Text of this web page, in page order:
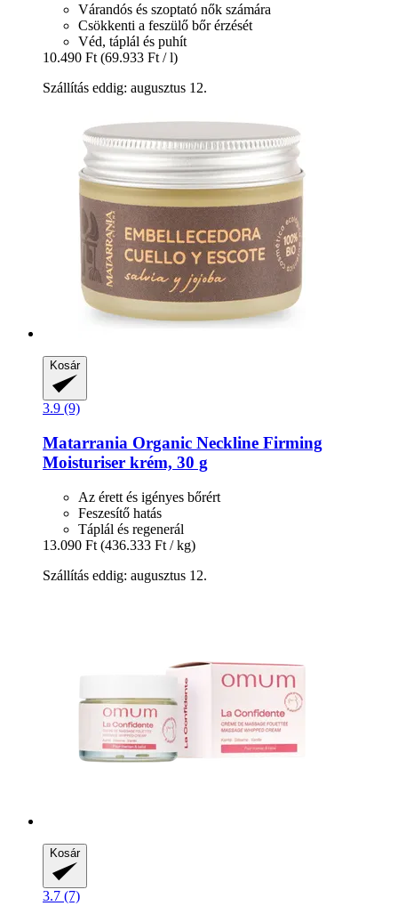
Várandós és szoptató nők számára
Csökkenti a feszülő bőr érzését
Véd, táplál és puhít
10.490 Ft (69.933 Ft / l)
Szállítás eddig: augusztus 12.
Kosár
3.9 (9)
Matarrania Organic Neckline Firming
Moisturiser krém, 30 g
Az érett és igényes bőrért
Feszesítő hatás
Táplál és regenerál
13.090 Ft (436.333 Ft / kg)
Szállítás eddig: augusztus 12.
Kosár
3.7 (7)